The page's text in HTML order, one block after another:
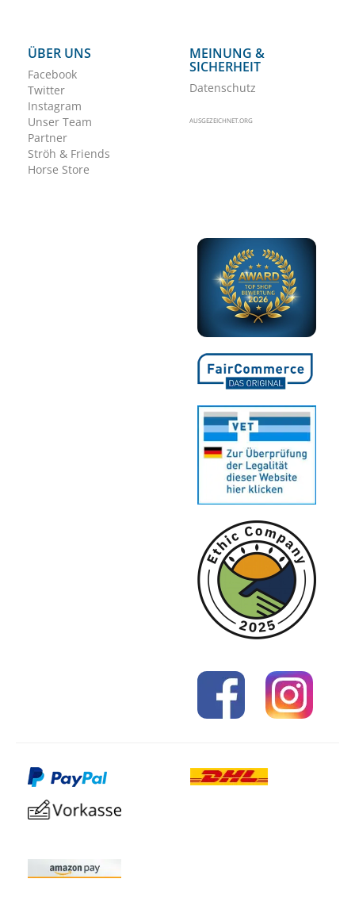
ÜBER UNS
Facebook
Twitter
Instagram
Unser Team
Partner
Ströh & Friends
Horse Store
MEINUNG &
SICHERHEIT
Datenschutz
AUSGEZEICHNET.ORG